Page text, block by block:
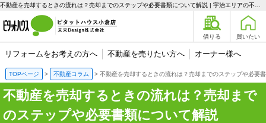
借りる 買いたい
リフォームをお考えの方へ 不動産を売りたい方へ オーナー様へ
TOPページ 不動産コラム 不動産を売却するときの流れは？売却までのステップや必要
不動産を売却するときの流れは？売却まで
のステップや必要書類について解説